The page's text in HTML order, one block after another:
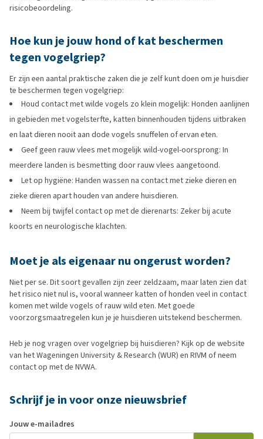
risicobeoordeling.
Hoe kun je jouw hond of kat beschermen
tegen vogelgriep?
Er zijn een aantal praktische zaken die je zelf kunt doen om je huisdier
te beschermen tegen vogelgriep:
Houd contact met wilde vogels zo klein mogelijk: Honden aanlijnen
in gebieden met vogelsterfte, katten binnenhouden tijdens uitbraken
en laat dieren nooit aan dode vogels snuffelen of ervan eten.
Geef geen rauw vlees met mogelijk wild-vogel-oorsprong: In
meerdere landen is besmetting door rauw vlees aangetoond.
Let op hygiëne: Handen wassen na contact met zieke dieren en
zieke dieren apart houden van andere huisdieren.
Neem bij twijfel contact op met de dierenarts: Zeker bij acute
koorts en neurologische klachten.
Moet je als eigenaar nu ongerust worden?
Niet per se. Dit soort gevallen zijn zeer zeldzaam, maar laten zien dat
het risico niet nul is, vooral wanneer katten of honden veel in contact
komen met wilde vogels of rauw wild eten. Met goede
voorzorgsmaatregelen kun je je huisdieren uitstekend beschermen.
Heb je nog vragen over vogelgriep bij huisdieren? Kijk op de website
van het Wageningen University & Research (WUR) en RIVM of neem
contact op met de NVWA.
Schrijf je in voor onze nieuwsbrief
Jouw e-mailadres